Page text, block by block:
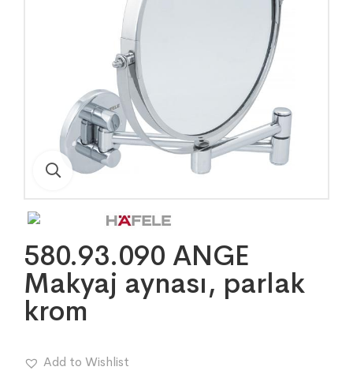
580.93.090 ANGE
Makyaj aynası, parlak
krom
Add to Wishlist